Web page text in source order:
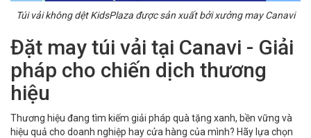
Túi vải không dệt KidsPlaza được sản xuất bởi xưởng may Canavi
Đặt may túi vải tại Canavi - Giải
pháp cho chiến dịch thương
hiệu
Thương hiệu đang tìm kiếm giải pháp quà tặng xanh, bền vững và
hiệu quả cho doanh nghiệp hay cửa hàng của mình? Hãy lựa chọn